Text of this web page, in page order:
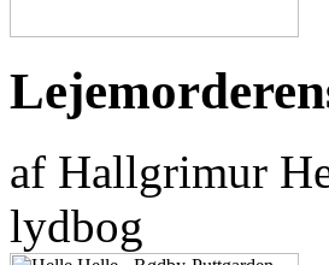
af Hallgrimur
lydbog